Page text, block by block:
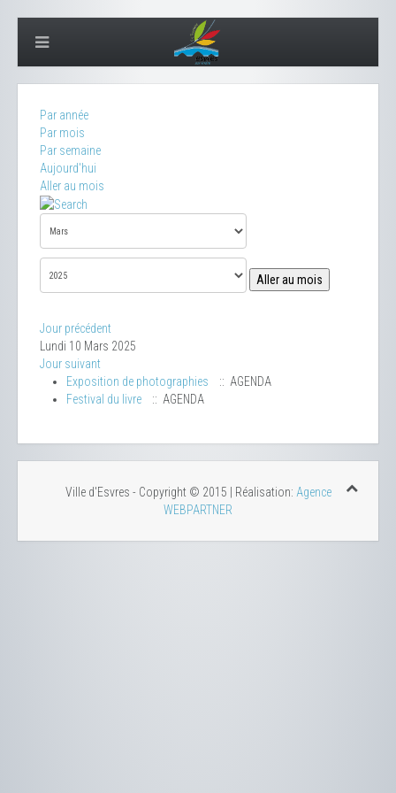
Par année
Par mois
Par semaine
Aujourd'hui
Aller au mois
Aller au mois
Jour précédent
Lundi 10 Mars 2025
Jour suivant
Exposition de photographies
:: AGENDA
Festival du livre
:: AGENDA
Ville d'Esvres - Copyright © 2015 | Réalisation: Agence
WEBPARTNER